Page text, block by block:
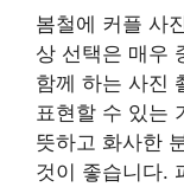
봄철에 커플 사
상 선택은 매우
함께 하는 사진
표현할 수 있는
뜻하고 화사한
것이 좋습니다.